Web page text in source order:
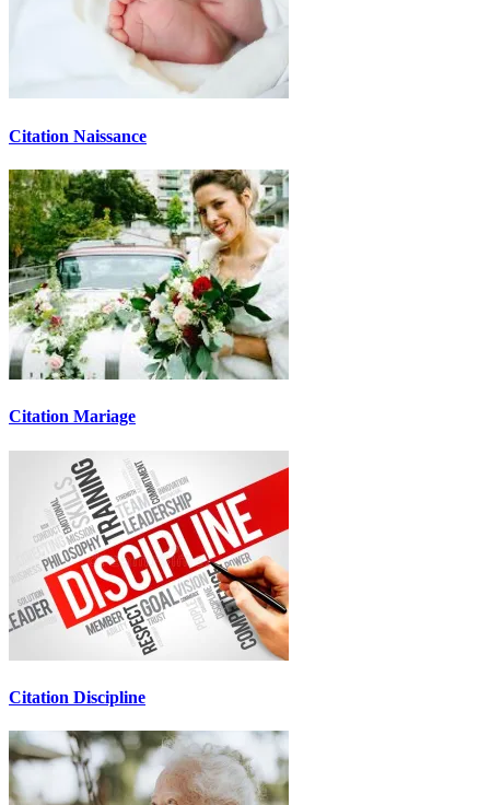
Citation Naissance
Citation Mariage
Citation Discipline